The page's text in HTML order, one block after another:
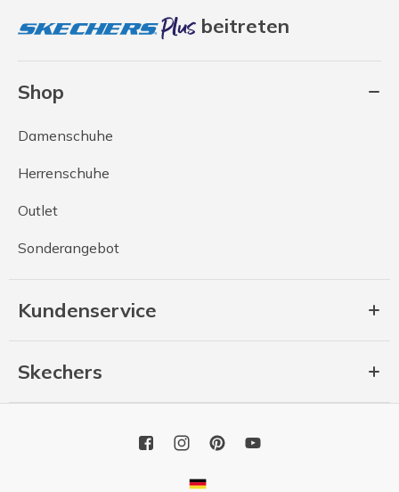
beitreten
Shop
Damenschuhe
Herrenschuhe
Outlet
Sonderangebot
Kundenservice
Skechers